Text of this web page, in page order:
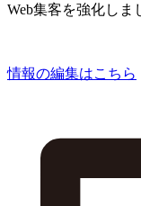
Web集客を強化しま
情報の編集はこちら